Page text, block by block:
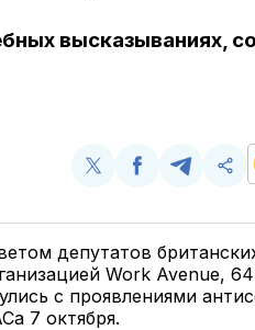
высказываниях,
Поделиться
Twitter
Поделиться
Facebook
депутатов
Work Avenue,
с проявлениями
7 октября.